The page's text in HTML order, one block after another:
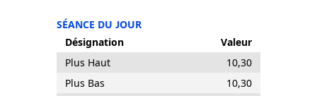
SÉANCE DU JOUR
Désignation
Valeur
Plus Haut
10,30
Plus Bas
10,30